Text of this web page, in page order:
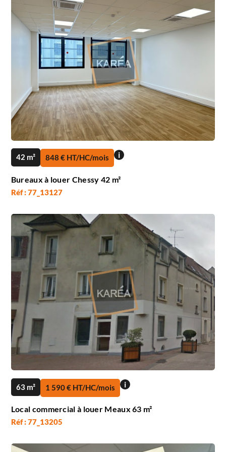
42 m² 848 € HT/HC/mois i
Bureaux à louer Chessy 42 m²
Réf : 77_13127
63 m² 1 590 € HT/HC/mois i
Local commercial à louer Meaux 63 m²
Réf : 77_13205